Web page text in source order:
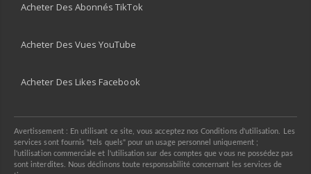
Acheter Des Abonnés TikTok
Acheter Des Vues YouTube
Acheter Des Likes Facebook
Avertissement : En utilisant ce site, vous acceptez nos Conditions d'utilisation. Les
services sont fournis "tels quels" pour un usage personnel uniquement ;
l'utilisation commerciale et l'utilisation sur des comptes que vous ne possédez pas
sont interdites. Nous déclinons toute responsabilité concernant les services de